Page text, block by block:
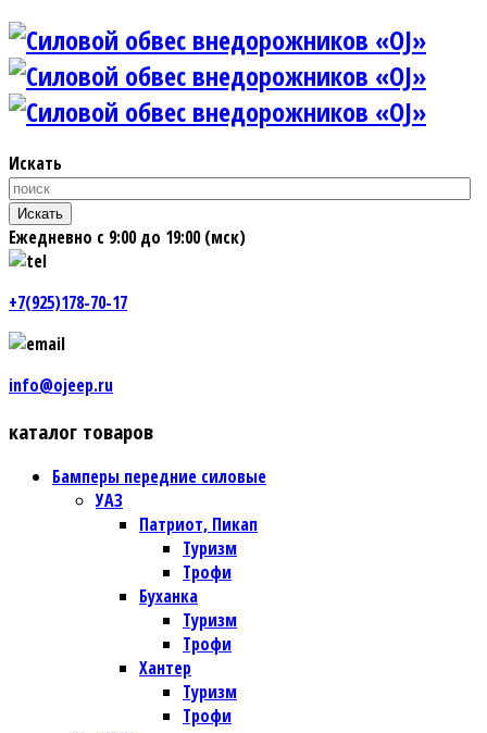
Искать
Искать
Ежедневно с 9:00 до 19:00 (мск)
+7(925)178-70-17
info@ojeep.ru
каталог товаров
Бамперы передние силовые
УАЗ
Патриот, Пикап
Туризм
Трофи
Буханка
Туризм
Трофи
Хантер
Туризм
Трофи